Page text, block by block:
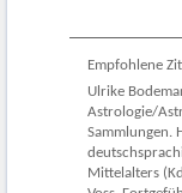
Empfohlene
Ulrike
Astrologie/
Sammlungen.
Mittelalters